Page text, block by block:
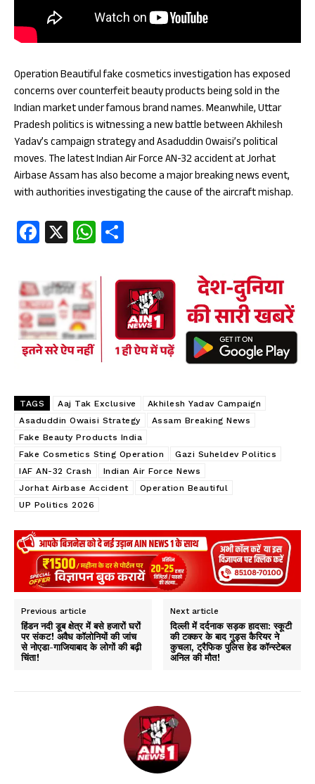
Operation Beautiful fake cosmetics investigation has exposed
concerns over counterfeit beauty products being sold in the
Indian market under famous brand names. Meanwhile, Uttar
Pradesh politics is witnessing a new battle between Akhilesh
Yadav’s campaign strategy and Asaduddin Owaisi’s political
moves. The latest Indian Air Force AN-32 accident at Jorhat
Airbase Assam has also become a major breaking news event,
with authorities investigating the cause of the aircraft mishap.
Fa
ce
b
oo
k
X W
ha
ts
A
p
p
re
TAGS Aaj Tak Exclusive
Akhilesh Yadav Campaign
Asaduddin Owaisi Strategy
Assam Breaking News
Fake Beauty Products India
Fake Cosmetics Sting Operation
Gazi Suheldev Politics
IAF AN-32 Crash
Indian Air Force News
Jorhat Airbase Accident
Operation Beautiful
UP Politics 2026
Previous article
हिंडन नदी डूब क्षेत्र में बसे हजारों घरों
पर संकट! अवैध कॉलोनियों की जांच
से नोएडा-गाजियाबाद के लोगों की बढ़ी
चिंता!
Next article
दिल्ली में दर्दनाक सड़क हादसा: स्कूटी
की टक्कर के बाद गुड्स कैरियर ने
कुचला, ट्रैफिक पुलिस हेड कॉन्स्टेबल
अनिल की मौत!